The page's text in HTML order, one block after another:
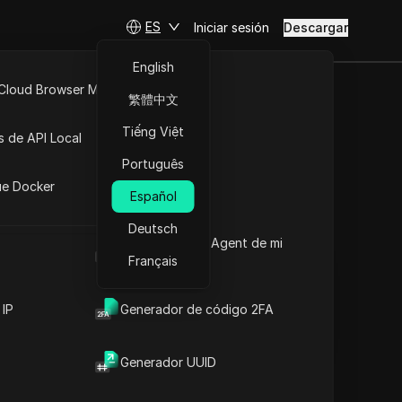
Cuál es el User Agent de mi
navegador
Generador de código 2FA
Generador UUID
Browser MCP
de API Local
Docker
ES
English
繁體中文
Tiếng Việt
Português
Español
Deutsch
Français
Iniciar sesión Descargar
su
Hacer preguntas
Abrir en ChatGPT
Hacer preguntas sobre esta página
Abrir en Claude
Hacer preguntas sobre esta página